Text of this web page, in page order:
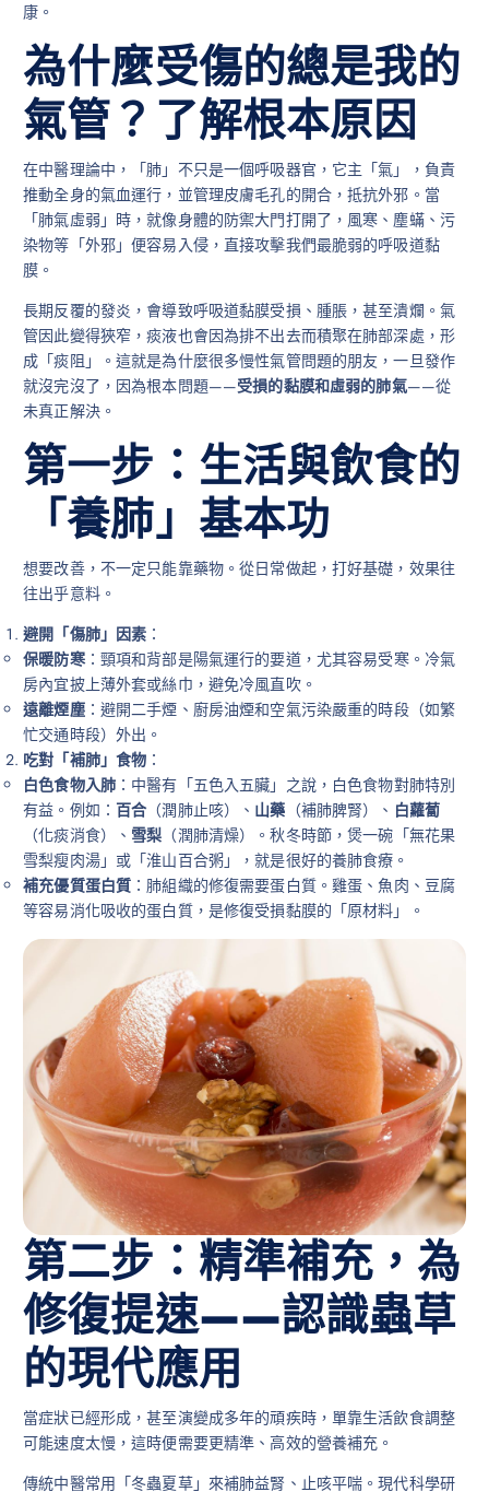
康。
為什麼受傷的總是我的
氣管？了解根本原因
在中醫理論中，「肺」不只是一個呼吸器官，它主「氣」，負責
推動全身的氣血運行，並管理皮膚毛孔的開合，抵抗外邪。當
「肺氣虛弱」時，就像身體的防禦大門打開了，風寒、塵蟎、污
染物等「外邪」便容易入侵，直接攻擊我們最脆弱的呼吸道黏
膜。
長期反覆的發炎，會導致呼吸道黏膜受損、腫脹，甚至潰爛。氣
管因此變得狹窄，痰液也會因為排不出去而積聚在肺部深處，形
成「痰阻」。這就是為什麼很多慢性氣管問題的朋友，一旦發作
就沒完沒了，因為根本問題——受損的黏膜和虛弱的肺氣——從
未真正解決。
第一步：生活與飲食的
「養肺」基本功
想要改善，不一定只能靠藥物。從日常做起，打好基礎，效果往
往出乎意料。
避開「傷肺」因素 ：
保暖防寒：頸項和背部是陽氣運行的要道，尤其容易受寒。冷氣
房內宜披上薄外套或絲巾，避免冷風直吹。
遠離煙塵：避開二手煙、廚房油煙和空氣污染嚴重的時段（如繁
忙交通時段）外出。
吃對「補肺」食物 ：
白色食物入肺：中醫有「五色入五臟」之說，白色食物對肺特別
有益。例如： 百合 （潤肺止咳）、 山藥 （補肺脾腎）、 白蘿蔔
（化痰消食）、 雪梨 （潤肺清燥）。秋冬時節，煲一碗「無花果
雪梨瘦肉湯」或「淮山百合粥」，就是很好的養肺食療。
補充優質蛋白質 ：肺組織的修復需要蛋白質。雞蛋、魚肉、豆腐
等容易消化吸收的蛋白質，是修復受損黏膜的「原材料」。
第二步：精準補充，為
修復提速——認識蟲草
的現代應用
當症狀已經形成，甚至演變成多年的頑疾時，單靠生活飲食調整
可能速度太慢，這時便需要更精準、高效的營養補充。
傳統中醫常用「冬蟲夏草」來補肺益腎、止咳平喘。現代科學研